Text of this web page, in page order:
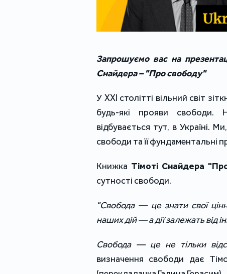
Запрошуємо вас на
Снайдера – "Про свободу"
У XXI столітті вільний світ
будь-які прояви свободи.
відбувається тут, в Україні.
свободи та її фундаментальні
Книжка Тімоті Снайдера
сутності свободи.
"Свобода — це знати свої
наших дій — а дії залежать від
Свобода — це не тільки
визначення свободи дає